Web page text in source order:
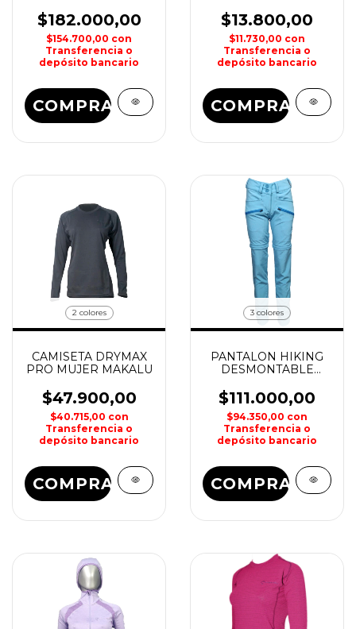
$182.000,00
$154.700,00 con
Transferencia o
depósito bancario
COMPRAR
$13.800,00
$11.730,00 con
Transferencia o
depósito bancario
COMPRAR
2 colores
CAMISETA DRYMAX
PRO MUJER MAKALU
$47.900,00
$40.715,00 con
Transferencia o
depósito bancario
COMPRAR
3 colores
PANTALON HIKING
DESMONTABLE
$111.000,00
$94.350,00 con
Transferencia o
depósito bancario
COMPRAR